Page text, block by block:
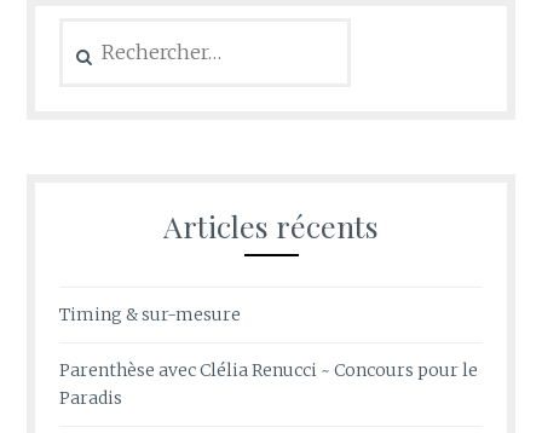
Articles récents
Timing & sur-mesure
Parenthèse avec Clélia Renucci ~ Concours pour le
Paradis